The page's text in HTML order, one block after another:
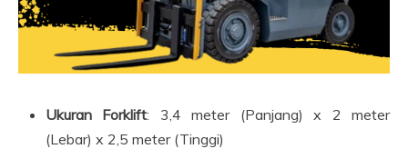
Ukuran Forklift: 3,4 meter (Panjang) x 2 meter
(Lebar) x 2,5 meter (Tinggi)